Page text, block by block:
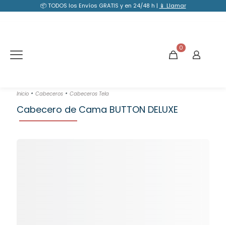
📦 TODOS los Envíos GRATIS y en 24/48 h | 📱 Llamar
0
Inicio • Cabeceros • Cabeceros Tela
Cabecero de Cama BUTTON DELUXE